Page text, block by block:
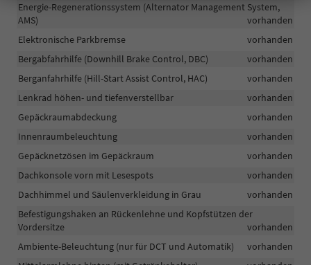
Energie-Regenerationssystem (Alternator Management System,
AMS)
vorhanden
Elektronische Parkbremse
vorhanden
Bergabfahrhilfe (Downhill Brake Control, DBC)
vorhanden
Berganfahrhilfe (Hill-Start Assist Control, HAC)
vorhanden
Lenkrad höhen- und tiefenverstellbar
vorhanden
Gepäckraumabdeckung
vorhanden
Innenraumbeleuchtung
vorhanden
Gepäcknetzösen im Gepäckraum
vorhanden
Dachkonsole vorn mit Lesespots
vorhanden
Dachhimmel und Säulenverkleidung in Grau
vorhanden
Befestigungshaken an Rückenlehne und Kopfstützen der
Vordersitze
vorhanden
Ambiente-Beleuchtung (nur für DCT und Automatik)
vorhanden